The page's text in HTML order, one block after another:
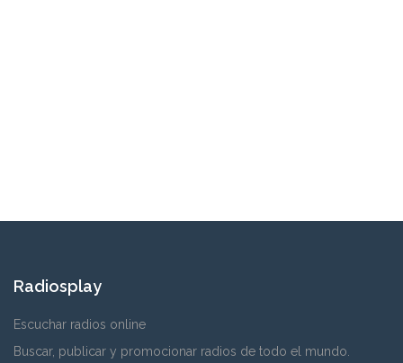
Radiosplay
Escuchar radios online
Buscar, publicar y promocionar radios de todo el mundo.